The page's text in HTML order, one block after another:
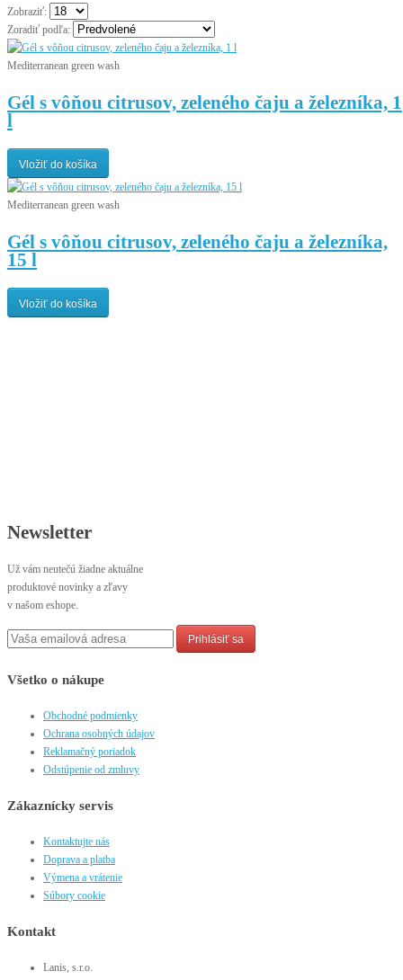
Zobraziť:
Zoradiť podľa:
Mediterranean green wash
Gél s vôňou citrusov, zeleného čaju a železníka, 1
l
Vložiť do košíka
Mediterranean green wash
Gél s vôňou citrusov, zeleného čaju a železníka,
15 l
Vložiť do košíka
Newsletter
Už vám neutečú žiadne aktuálne
produktové novinky a zľavy
v našom eshope.
Prihlásiť sa
Všetko o nákupe
Obchodné podmienky
Ochrana osobných údajov
Reklamačný poriadok
Odstúpenie od zmluvy
Zákaznícky servis
Kontaktujte nás
Doprava a platba
Výmena a vrátenie
Súbory cookie
Kontakt
Lanis, s.r.o.